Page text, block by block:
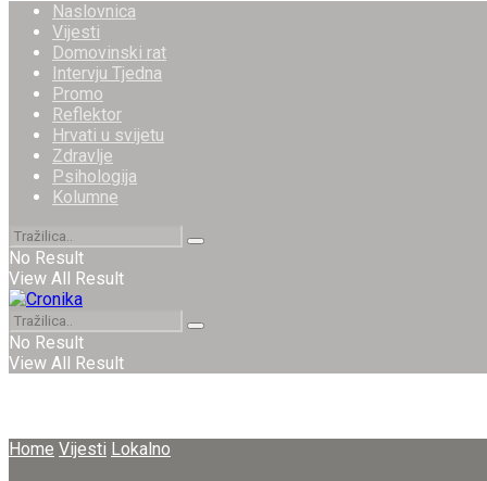
Naslovnica
Vijesti
Domovinski rat
Intervju Tjedna
Promo
Reflektor
Hrvati u svijetu
Zdravlje
Psihologija
Kolumne
No Result
View All Result
No Result
View All Result
Home Vijesti Lokalno